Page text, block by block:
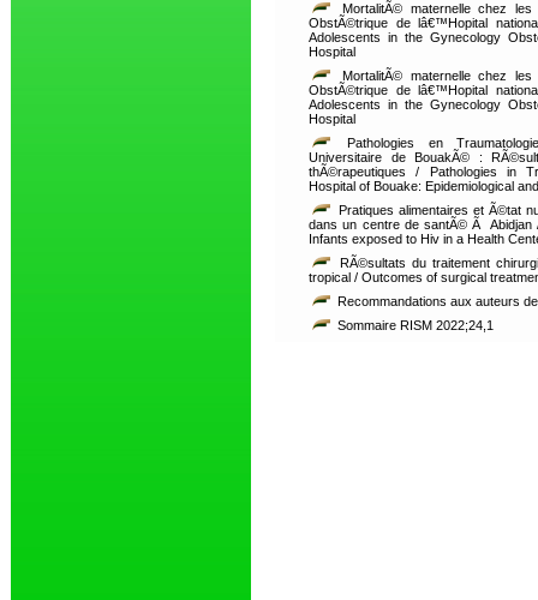
MortalitÃ© maternelle chez
ObstÃ©trique de lâ€™Hopital
Adolescents in the Gynecology
Hospital
MortalitÃ© maternelle chez
ObstÃ©trique de lâ€™Hopital
Adolescents in the Gynecology
Hospital
Pathologies en
Universitaire de BouakÃ© :
thÃ©rapeutiques / Pathologies in
Hospital of Bouake: Epidemiological
Pratiques alimentaires et Ã©tat
dans un centre de santÃ© Ã Abidjan
Infants exposed to Hiv in a Health
RÃ©sultats du traitement
tropical / Outcomes of surgical
Recommandations aux auteurs
Sommaire RISM 2022;24,1